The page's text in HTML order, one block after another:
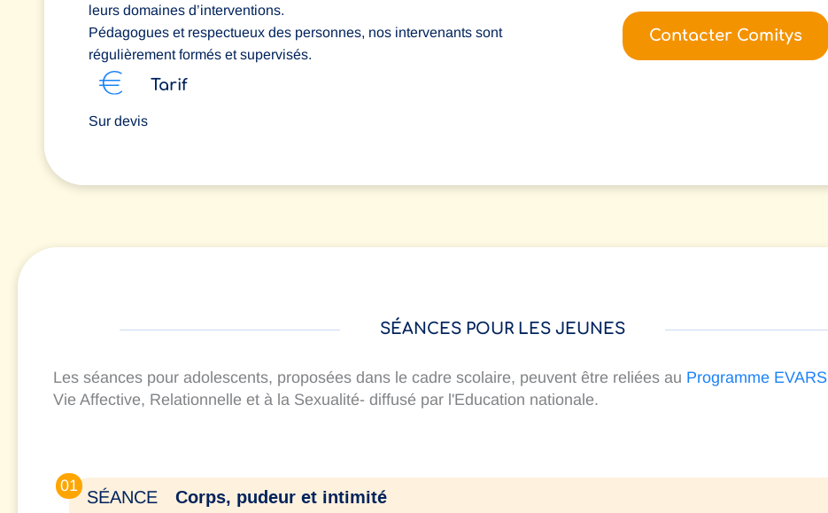
leurs domaines d’interventions.
Pédagogues et respectueux des personnes, nos intervenants sont
régulièrement formés et supervisés.
Tarif
Sur devis
Contacter Comitys
SÉANCES POUR LES JEUNES
Les séances pour adolescents, proposées dans le cadre scolaire, peuvent être reliées au Programme EVARS
Vie Affective, Relationnelle et à la Sexualité- diffusé par l'Education nationale.
01
SÉANCE Corps, pudeur et intimité